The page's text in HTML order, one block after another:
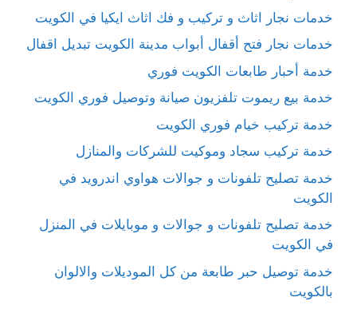
خدمات نجار اثاث و تركيب و فك اثاث ايكيا في الكويت
خدمات نجار فتح أقفال أبواب مدينة الكويت تبديل اقفال
خدمة أحبار طابعات الكويت فوري
خدمة بيع ريموت تلفزيون صيانة وتوصيل فوري الكويت
خدمة تركيب خيام فوري الكويت
خدمة تركيب سجاد وموكيت للشركات والمنازل
خدمة تصليح تلفونات و جوالات هواوي اندرويد في
الكويت
خدمة تصليح تلفونات و جوالات و موبايلات في المنزل
في الكويت
خدمة توصيل حبر طابعة من كل الموديلات والالوان
بالكويت